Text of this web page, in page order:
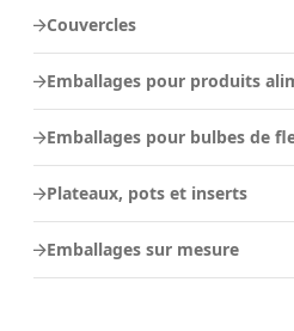
Couvercles
Emballages pour produits
Emballages pour bulbes de
Plateaux, pots et inserts
Emballages sur mesure